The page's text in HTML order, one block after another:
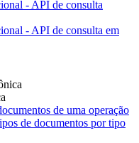
- API de consulta
- API de consulta em
de uma operação
de documentos por tipo